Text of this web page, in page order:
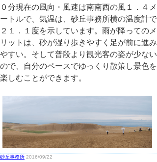
０分現在の風向・風速は南南西の風１．４メ
ートルで、気温は、砂丘事務所横の温度計で
２１．１度を示しています。雨が降ってのメ
リットは、砂が湿り歩きやすく足が前に進み
やすい。そして普段より観光客の姿が少ない
ので、自分のペースでゆっくり散策し景色を
楽しむことができます。
砂丘事務所 2016/09/22